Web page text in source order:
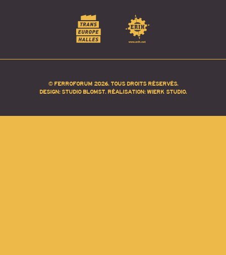
© FERROFORUM 2026. TOUS DROITS RÉSERVÉS.
DESIGN: STUDIO BLOMST. RÉALISATION:WIERK STUDIO.